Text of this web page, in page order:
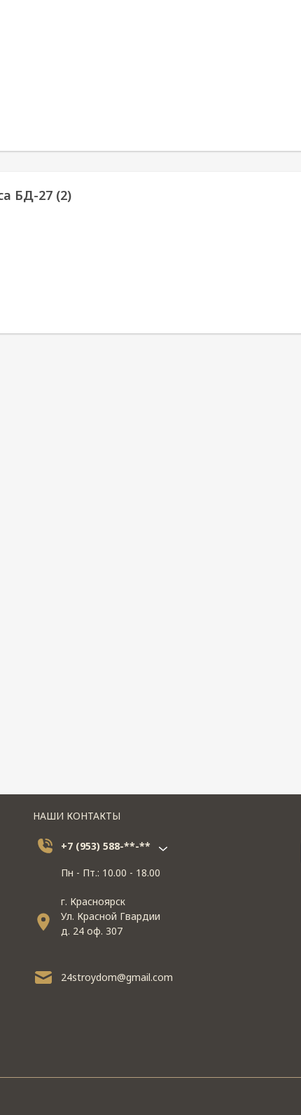
БД-27 (2)
НАШИ КОНТАКТЫ
+7 (953) 588-**-**
Пн - Пт.: 10.00 - 18.00
г. Красноярск
Ул. Красной Гвардии
д. 24 оф. 307
24stroydom@gmail.com